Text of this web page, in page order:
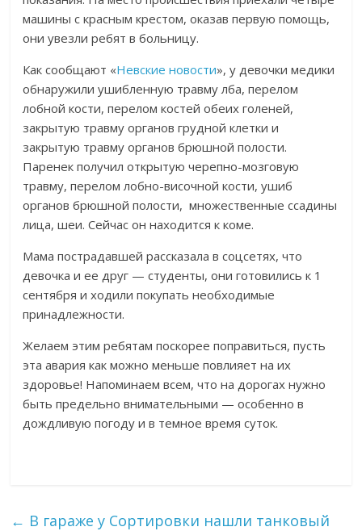
машины с красным крестом, оказав первую помощь,
они увезли ребят в больницу.
Как сообщают «Невские новости», у девочки медики
обнаружили ушибленную травму лба, перелом
лобной кости, перелом костей обеих голеней,
закрытую травму органов грудной клетки и
закрытую травму органов брюшной полости.
Паренек получил открытую черепно-мозговую
травму, перелом лобно-височной кости, ушиб
органов брюшной полости, множественные ссадины
лица, шеи. Сейчас он находится к коме.
Мама пострадавшей рассказала в соцсетях, что
девочка и ее друг — студенты, они готовились к 1
сентября и ходили покупать необходимые
принадлежности.
Желаем этим ребятам поскорее поправиться, пусть
эта авария как можно меньше повлияет на их
здоровье! Напоминаем всем, что на дорогах нужно
быть предельно внимательными — особенно в
дождливую погоду и в темное время суток.
← В гараже у Сортировки нашли танковый